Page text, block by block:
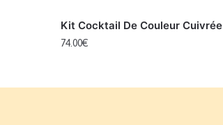
Kit Cocktail De Couleur Cuivrée
74.00€